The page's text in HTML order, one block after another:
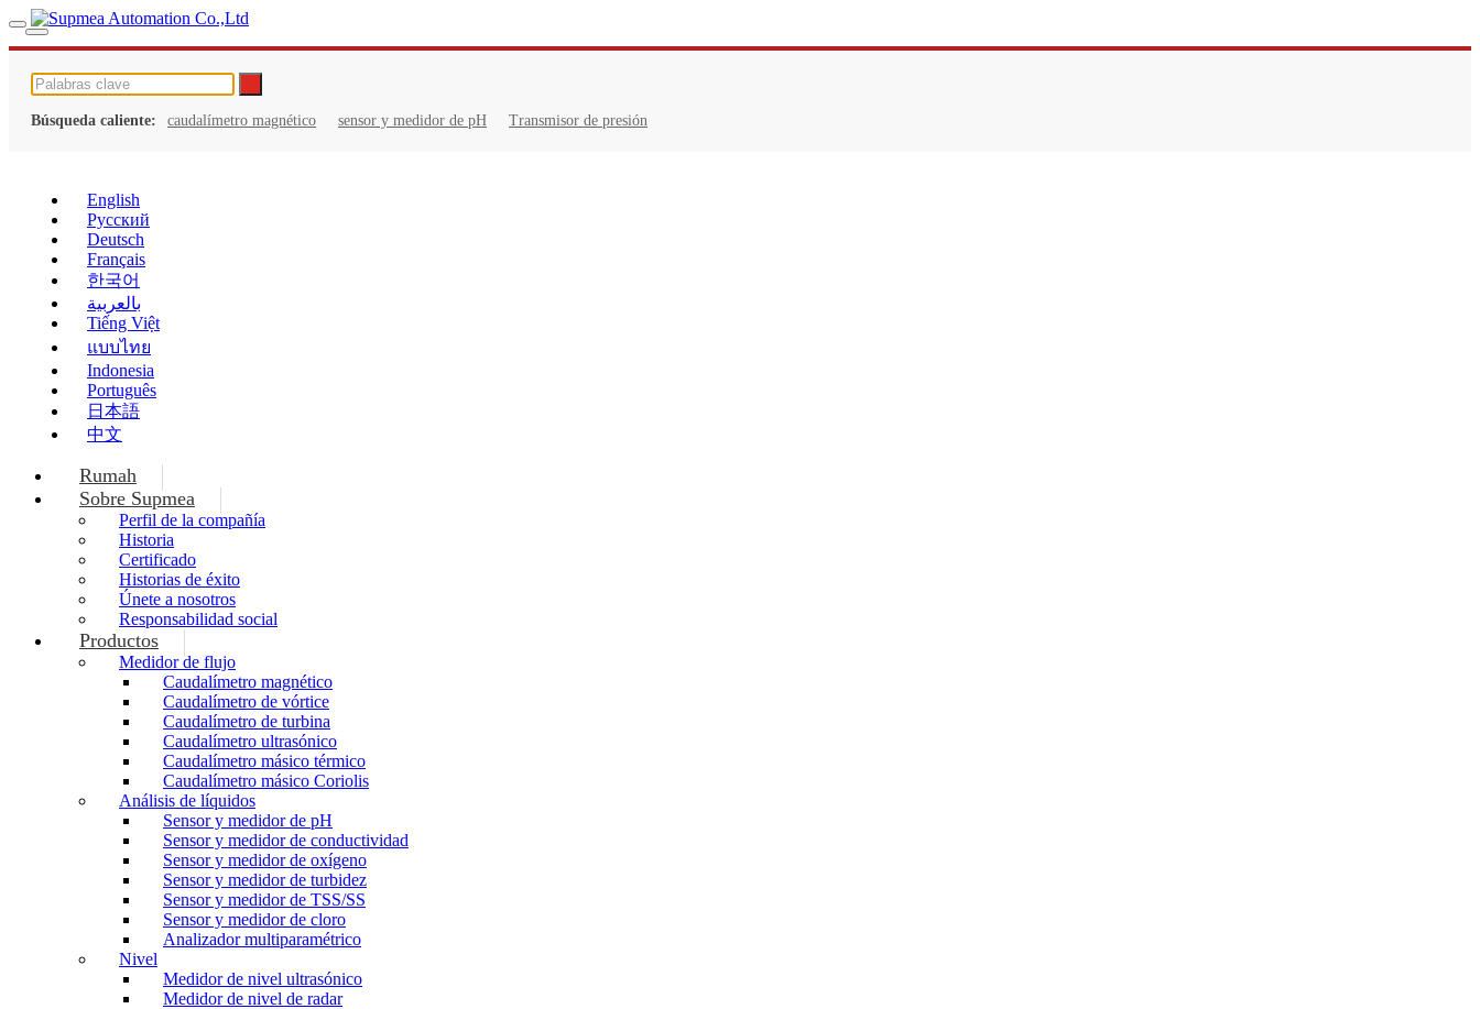
Búsqueda caliente: caudalímetro magnético sensor y medidor de pH Transmisor de presión
English
Русский
Deutsch
Français
한국어
بالعربية
Tiếng Việt
แบบไทย
Indonesia
Português
日本語
中文
Rumah
Sobre Supmea
Perfil de la compañía
Historia
Certificado
Historias de éxito
Únete a nosotros
Responsabilidad social
Productos
Medidor de flujo
Caudalímetro magnético
Caudalímetro de vórtice
Caudalímetro de turbina
Caudalímetro ultrasónico
Caudalímetro másico térmico
Caudalímetro másico Coriolis
Análisis de líquidos
Sensor y medidor de pH
Sensor y medidor de conductividad
Sensor y medidor de oxígeno
Sensor y medidor de turbidez
Sensor y medidor de TSS/SS
Sensor y medidor de cloro
Analizador multiparamétrico
Nivel
Medidor de nivel ultrasónico
Medidor de nivel de radar